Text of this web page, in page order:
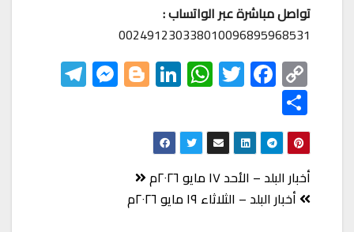
تواصل مباشرة عبر الواتساب :
002491230338010096895968531
C
o
p
y
Li
nk
F
ac
eb
o
o
k
T
wi
tt
er
W
h
at
s
A
p
Li
nk
ed
In
Bl
o
M
es S
h
ar
e
تصفّح
المقالات
أخبار البلد – الأحد ١٧ مايو ٢٠٢٦م
أخبار البلد – الثلاثاء ١٩ مايو ٢٠٢٦م